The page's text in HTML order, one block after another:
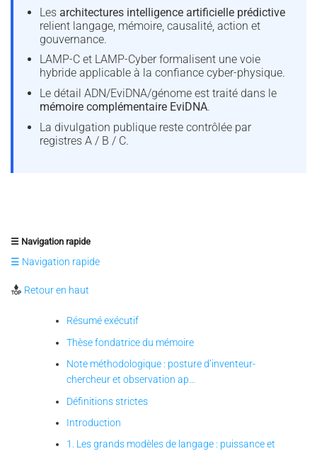
Les architectures intelligence artificielle prédictive
relient langage, mémoire, causalité, action et
gouvernance.
LAMP-C et LAMP-Cyber formalisent une voie
hybride applicable à la confiance cyber-physique.
Le détail ADN/EviDNA/génome est traité dans le
mémoire complémentaire EviDNA.
La divulgation publique reste contrôlée par
registres A / B / C.
☰ Navigation rapide
☰ Navigation rapide
Retour en haut
Résumé exécutif
Thèse fondatrice du mémoire
Note méthodologique : posture d’inventeur-
chercheur et observation ap…
Définitions strictes
Introduction
1. Les grands modèles de langage : puissance et